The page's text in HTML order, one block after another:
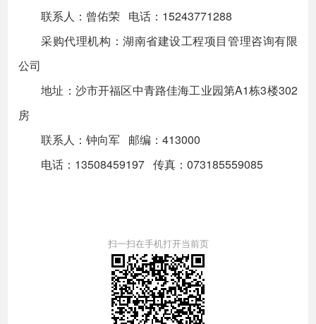
联系人：曾佑荣 电话：15243771288
采购代理机构：湖南省建设工程项目管理咨询有限
公司
地址：沙市开福区中青路佳海工业园第A1栋3楼302
房
联系人：钟向军 邮编：413000
电话：13508459197 传真：073185559085
扫一扫在手机打开当前页